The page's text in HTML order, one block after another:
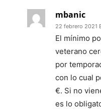
mbanic
22 febrero 2021
El mínimo
veterano
por
con lo cual
€. Si no
es lo